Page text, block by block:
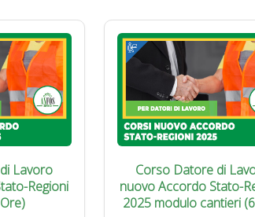
Lavoro
Regioni
Corso Datore di
nuovo Accordo Stato-
2025 modulo cantieri